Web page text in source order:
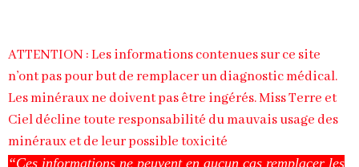
ATTENTION : Les informations contenues sur ce site
n’ont pas pour but de remplacer un diagnostic médical.
Les minéraux ne doivent pas être ingérés. Miss Terre et
Ciel décline toute responsabilité du mauvais usage des
minéraux et de leur possible toxicité
“Ces informations ne peuvent en aucun cas remplacer les